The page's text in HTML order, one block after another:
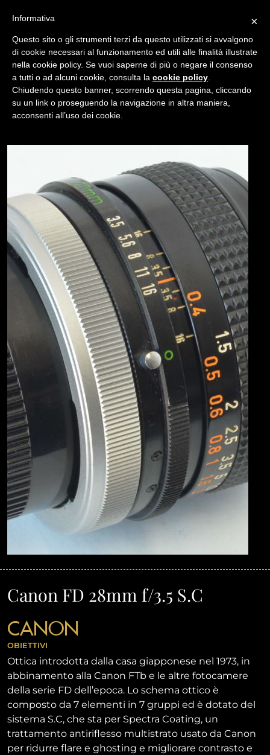
/ USATO CANON FD 28MM F/3.5 S.C
NAVIGAZIONE
Canon FD 28mm f/3.5 S.C
CANON
OBIETTIVI
Ottica introdotta dalla casa giapponese nel 1973, in
abbinamento alla Canon FTb e le altre fotocamere
della serie FD dell’epoca. Lo schema ottico è
composto da 7 elementi in 7 gruppi ed è dotato del
sistema S.C, che sta per Spectra Coating, un
trattamento antiriflesso multistrato usato da Canon
per ridurre flare e ghosting e migliorare contrasto e
×
Informativa
Questo sito o gli strumenti terzi da questo utilizzati si avvalgono
di cookie necessari al funzionamento ed utili alle finalità illustrate
nella cookie policy. Se vuoi saperne di più o negare il consenso
a tutti o ad alcuni cookie, consulta la cookie policy
Chiudendo questo banner, scorrendo questa pagina, cliccando
su un link o proseguendo la navigazione in altra maniera,
acconsenti all’uso dei cookie.